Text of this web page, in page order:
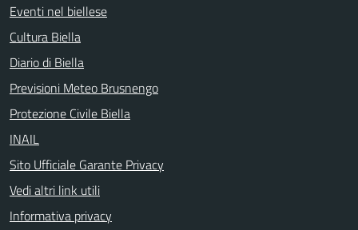
Eventi nel biellese
Cultura Biella
Diario di Biella
Previsioni Meteo Brusnengo
Protezione Civile Biella
INAIL
Sito Ufficiale Garante Privacy
Vedi altri link utili
Informativa privacy